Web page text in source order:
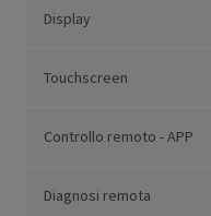
Display
Touchscreen
Controllo remoto - APP
Diagnosi remota